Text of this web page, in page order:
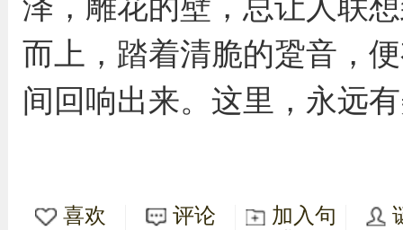
泽，雕花的壁，总让人联
而上，踏着清脆的跫音，
间回响出来。这里，永远
喜欢 评论
加入句